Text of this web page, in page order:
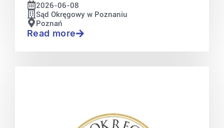
2026-06-08
Sąd Okręgowy w Poznaniu
Poznań
Read more